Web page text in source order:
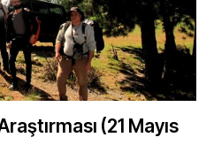
(21 Mayıs